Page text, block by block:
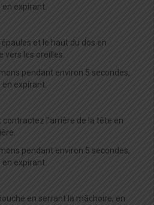
expirant.
et le haut du dos en
vers les oreilles.
pendant environ 5 secondes,
expirant.
l’arrière de la tête en
pendant environ 5 secondes,
expirant.
en serrant la mâchoire, en